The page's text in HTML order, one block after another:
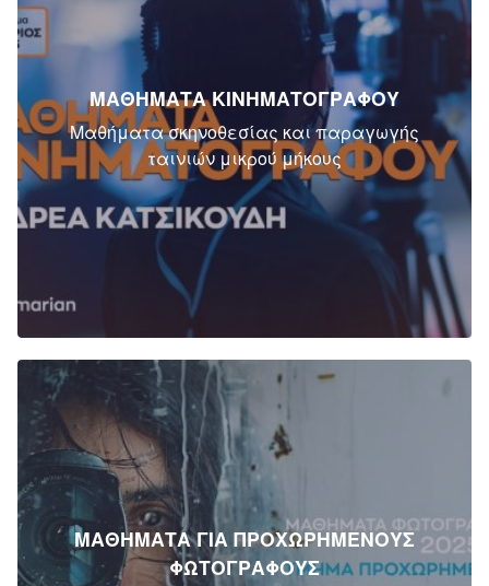
ΜΑΘΗΜΑΤΑ ΚΙΝΗΜΑΤΟΓΡΑΦΟΥ
Μαθήματα σκηνοθεσίας και παραγωγής
ταινιών μικρού μήκους
ΜΑΘΗΜΑΤΑ ΓΙΑ ΠΡΟΧΩΡΗΜΕΝΟΥΣ
ΦΩΤΟΓΡΑΦΟΥΣ